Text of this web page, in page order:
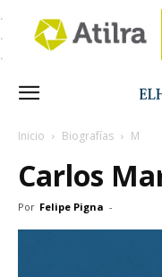
Inicio Biografías M
Carlos
Por Felipe Pigna -